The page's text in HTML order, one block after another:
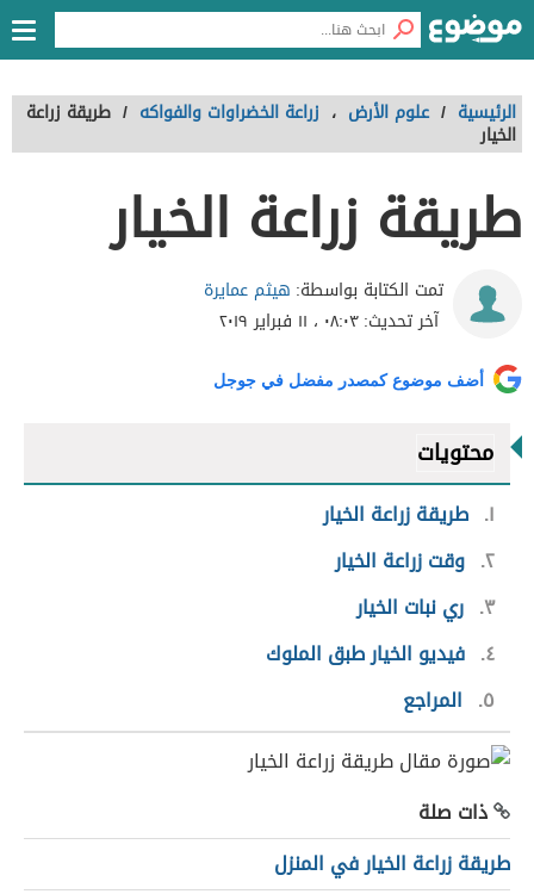
الرئيسية / علوم الأرض ، زراعة الخضراوات والفواكه / طريقة زراعة
الخيار
طريقة زراعة الخيار
تمت الكتابة بواسطة: هيثم عمايرة
آخر تحديث:٠٨:٠٣ ، ١١ فبراير ٢٠١٩
أضف موضوع كمصدر مفضل في جوجل
محتويات
١ طريقة زراعة الخيار
٢ وقت زراعة الخيار
٣ ري نبات الخيار
٤ فيديو الخيار طبق الملوك
٥
المراجع
ذات صلة
طريقة زراعة الخيار في المنزل